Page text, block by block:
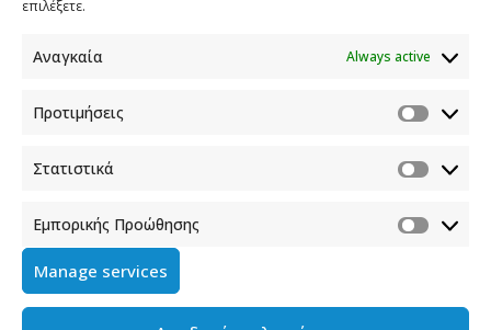
επιλέξετε.
Αναγκαία Always active
Προτιμήσεις
Στατιστικά
Εμπορικής Προώθησης
Manage services
ΕΠΙΚΟΙΝΩΝΙΑ
Καλλιθέα, 176 71 Αθήνα